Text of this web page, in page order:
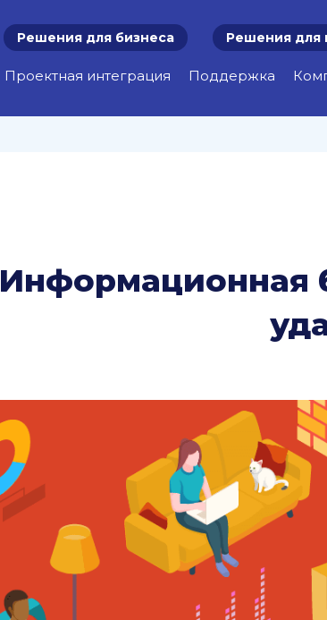
Решения для бизнеса Решения для
Проектная интеграция Поддержка
Информационная